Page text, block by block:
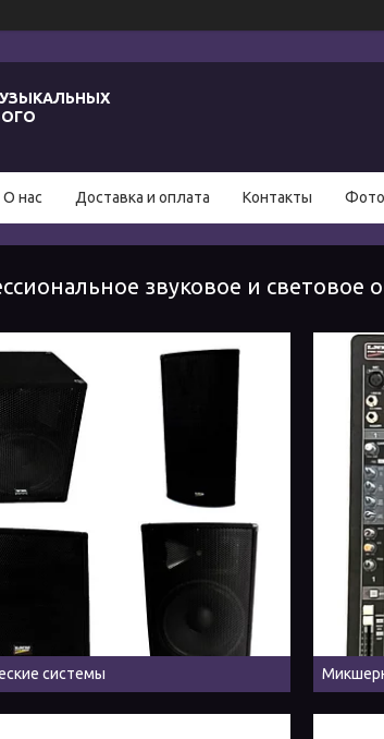
О нас Доставка и оплата Контакты Фото
звуковое и световое
системы